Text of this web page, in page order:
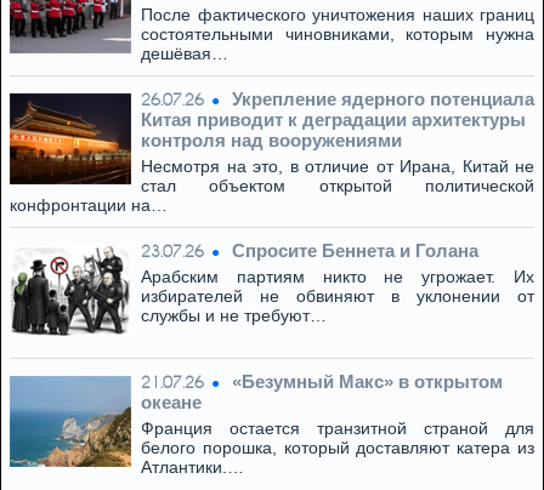
После фактического уничтожения наших границ
состоятельными чиновниками, которым нужна
дешёвая…
26.07.26
Укрепление ядерного потенциала
Китая приводит к деградации архитектуры
контроля над вооружениями
Несмотря на это, в отличие от Ирана, Китай не
стал объектом открытой политической
конфронтации на…
23.07.26 Спросите Беннета и Голана
Арабским партиям никто не угрожает. Их
избирателей не обвиняют в уклонении от
службы и не требуют…
21.07.26
«Безумный Макс» в открытом
океане
Франция остается транзитной страной для
белого порошка, который доставляют катера из
Атлантики.…